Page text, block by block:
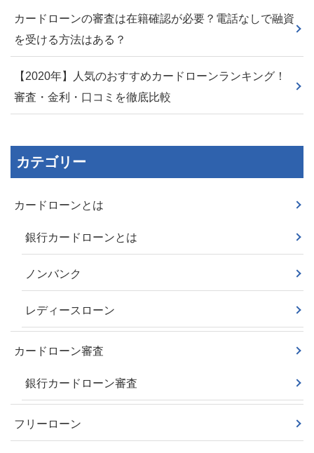
カードローンの審査は在籍確認が必要？電話なしで融資
を受ける方法はある？
【2020年】人気のおすすめカードローンランキング！
審査・金利・口コミを徹底比較
カテゴリー
カードローンとは
銀行カードローンとは
ノンバンク
レディースローン
カードローン審査
銀行カードローン審査
フリーローン